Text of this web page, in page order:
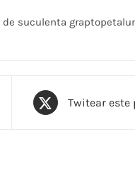
suculenta
Twitear este